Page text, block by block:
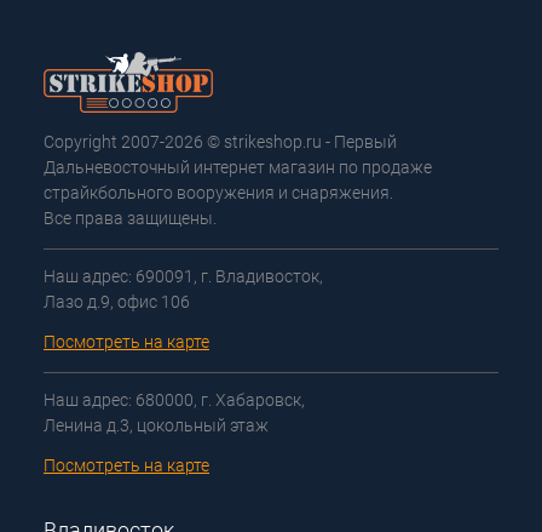
Copyright 2007-2026 © strikeshop.ru - Первый
Дальневосточный интернет магазин по продаже
страйкбольного вооружения и снаряжения.
Все права защищены.
Наш адрес: 690091, г. Владивосток,
Лазо д.9, офис 106
Посмотреть на карте
Наш адрес: 680000, г. Хабаровск,
Ленина д.3, цокольный этаж
Посмотреть на карте